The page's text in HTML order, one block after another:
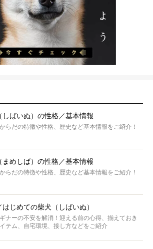
しばいぬ）の性格／基本情報
らだの特徴や性格、歴史など基本情報をご紹介！
まめしば）の性格／基本情報
らだの特徴や性格、歴史など基本情報をご紹介！
じめての柴犬（しばいぬ）
ナーの不安を解消！迎える前の心得、揃えておき
テム、自宅環境、接し方などをご紹介